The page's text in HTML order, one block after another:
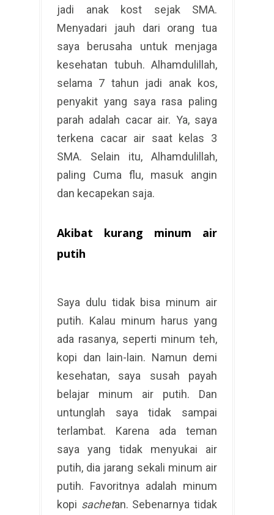
jadi anak kost sejak SMA.
Menyadari jauh dari orang tua
saya berusaha untuk menjaga
kesehatan tubuh. Alhamdulillah,
selama 7 tahun jadi anak kos,
penyakit yang saya rasa paling
parah adalah cacar air. Ya, saya
terkena cacar air saat kelas 3
SMA. Selain itu, Alhamdulillah,
paling Cuma flu, masuk angin
dan kecapekan saja.
Akibat kurang minum air
putih
Saya dulu tidak bisa minum air
putih. Kalau minum harus yang
ada rasanya, seperti minum teh,
kopi dan lain-lain. Namun demi
kesehatan, saya susah payah
belajar minum air putih. Dan
untunglah saya tidak sampai
terlambat. Karena ada teman
saya yang tidak menyukai air
putih, dia jarang sekali minum air
putih. Favoritnya adalah minum
kopi sachetan. Sebenarnya tidak